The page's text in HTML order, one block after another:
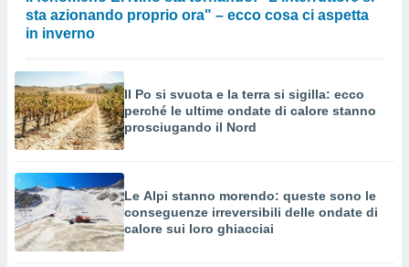
sta azionando proprio ora" – ecco cosa ci aspetta
in inverno
Il Po si svuota e la terra si sigilla: ecco
perché le ultime ondate di calore stanno
prosciugando il Nord
Le Alpi stanno morendo: queste sono le
conseguenze irreversibili delle ondate di
calore sui loro ghiacciai